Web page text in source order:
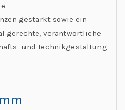
gestärkt sowie ein
gerechte, verantwortliche
und Technikgestaltung